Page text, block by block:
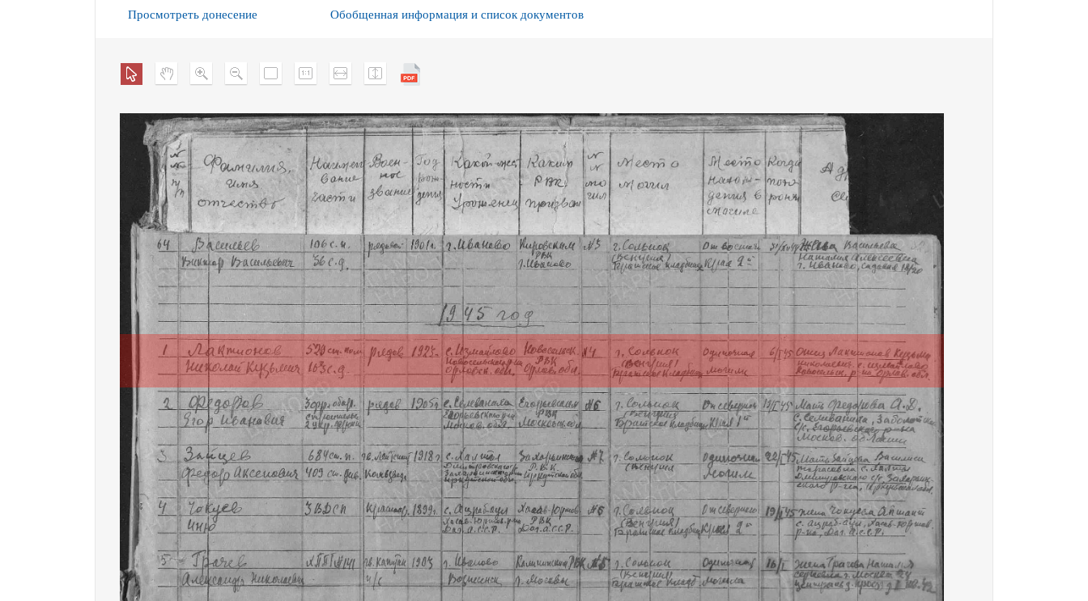
Просмотреть донесение Обобщенная информация и список документов